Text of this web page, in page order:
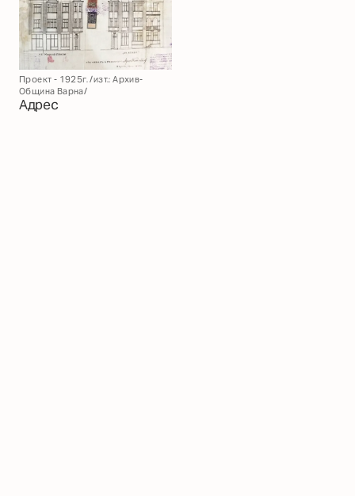
Проект - 1925г. /изт.: Архив-
Община Варна/
Адрес